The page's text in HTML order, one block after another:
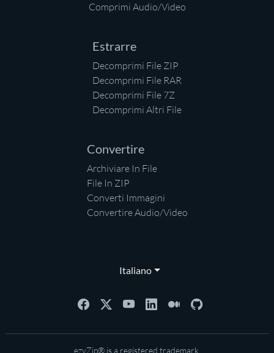
Comprimi Audio/Video
Estrarre
Decomprimi File ZIP
Decomprimi File RAR
Decomprimi File 7Z
Decomprimi Altri File
Convertire
Archiviare In File
File In ZIP
Converti Immagini
Convertire Audio/Video
Italiano
ezyZip® is a registered trademark.